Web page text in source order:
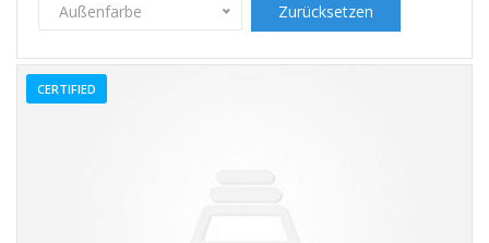
Außenfarbe Zurücksetzen
CERTIFIED